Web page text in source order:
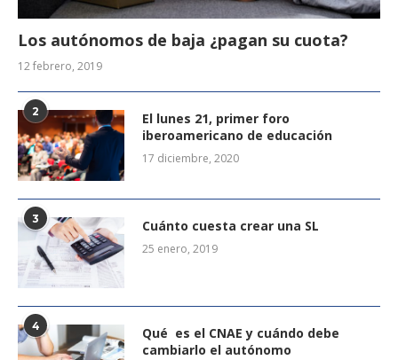
Los autónomos de baja ¿pagan su cuota?
12 febrero, 2019
2
El lunes 21, primer foro
iberoamericano de educación
17 diciembre, 2020
3 Cuánto cuesta crear una SL
25 enero, 2019
4
Qué es el CNAE y cuándo debe
cambiarlo el autónomo